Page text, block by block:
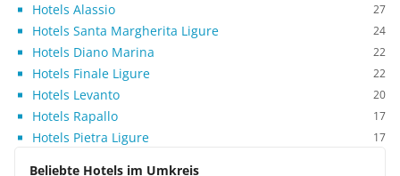
Hotels Alassio 27
Hotels Santa Margherita Ligure 24
Hotels Diano Marina 22
Hotels Finale Ligure 22
Hotels Levanto 20
Hotels Rapallo 17
Hotels Pietra Ligure 17
Beliebte Hotels im Umkreis